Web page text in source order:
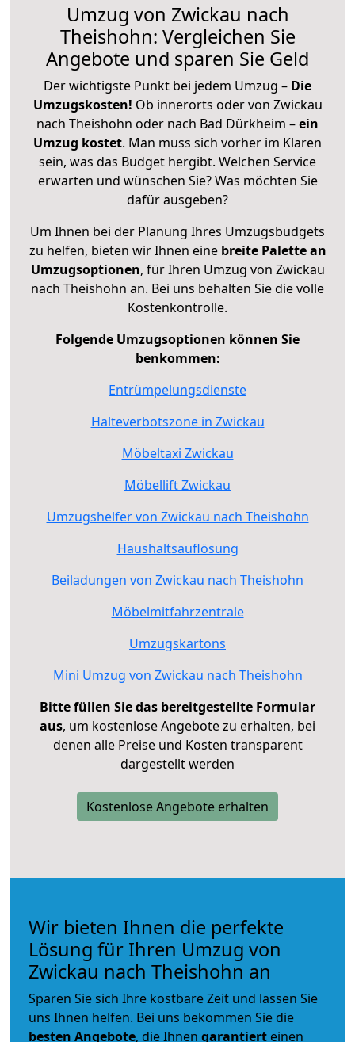
Umzug von Zwickau nach
Theishohn: Vergleichen Sie
Angebote und sparen Sie Geld
Der wichtigste Punkt bei jedem Umzug – Die
Umzugskosten! Ob innerorts oder von Zwickau
nach Theishohn oder nach Bad Dürkheim –ein
Umzug kostet. Man muss sich vorher im Klaren
sein, was das Budget hergibt. Welchen Service
erwarten und wünschen Sie? Was möchten Sie
dafür ausgeben?
Um Ihnen bei der Planung Ihres Umzugsbudgets
zu helfen, bieten wir Ihnen eine breite Palette an
Umzugsoptionen, für Ihren Umzug von Zwickau
nach Theishohn an. Bei uns behalten Sie die volle
Kostenkontrolle.
Folgende Umzugsoptionen können Sie
benkommen:
Entrümpelungsdienste
Halteverbotszone in Zwickau
Möbeltaxi Zwickau
Möbellift Zwickau
Umzugshelfer von Zwickau nach Theishohn
Haushaltsauflösung
Beiladungen von Zwickau nach Theishohn
Möbelmitfahrzentrale
Umzugskartons
Mini Umzug von Zwickau nach Theishohn
Bitte füllen Sie das bereitgestellte Formular
aus, um kostenlose Angebote zu erhalten, bei
denen alle Preise und Kosten transparent
dargestellt werden
Kostenlose Angebote erhalten
Wir bieten Ihnen die perfekte
Lösung für Ihren Umzug von
Zwickau nach Theishohn an
Sparen Sie sich Ihre kostbare Zeit und lassen Sie
uns Ihnen helfen. Bei uns bekommen Sie die
besten Angebote, die Ihnen garantiert einen